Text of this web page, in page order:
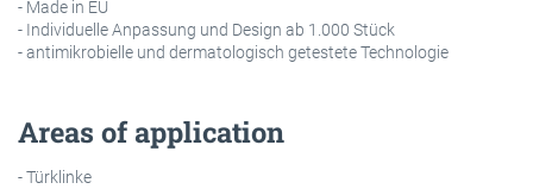
- Made in EU
- Individuelle Anpassung und Design ab 1.000 Stück
- antimikrobielle und dermatologisch getestete Technologie
Areas of application
- Türklinke